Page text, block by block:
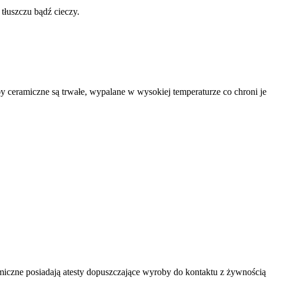
bądź cieczy.
są trwałe, wypalane w wysokiej temperaturze co chroni je
posiadają atesty dopuszczające wyroby do kontaktu z żywnością